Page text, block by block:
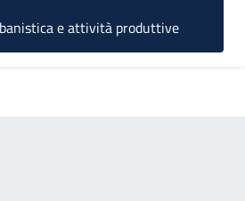
e attività produttive